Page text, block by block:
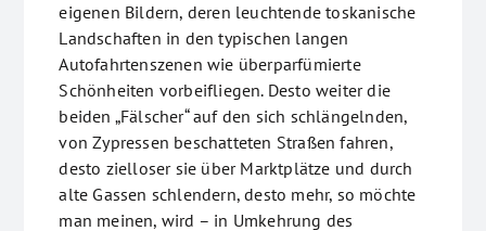
eigenen Bildern, deren leuchtende toskanische
Landschaften in den typischen langen
Autofahrtenszenen wie überparfümierte
Schönheiten vorbeifliegen. Desto weiter die
beiden „Fälscher“ auf den sich schlängelnden,
von Zypressen beschatteten Straßen fahren,
desto zielloser sie über Marktplätze und durch
alte Gassen schlendern, desto mehr, so möchte
man meinen, wird – in Umkehrung des